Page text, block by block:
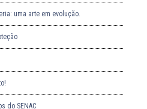
uma arte em evolução.
do SENAC